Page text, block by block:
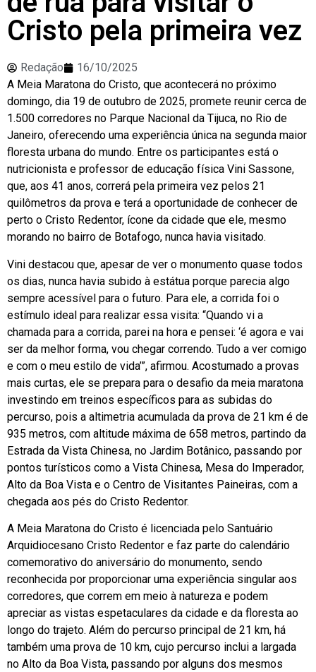
Cristo pela primeira vez
Redação
16/10/2025
A Meia Maratona do Cristo, que acontecerá no próximo
domingo, dia 19 de outubro de 2025, promete reunir cerca de
1.500 corredores no Parque Nacional da Tijuca, no Rio de
Janeiro, oferecendo uma experiência única na segunda maior
floresta urbana do mundo. Entre os participantes está o
nutricionista e professor de educação física Vini Sassone,
que, aos 41 anos, correrá pela primeira vez pelos 21
quilômetros da prova e terá a oportunidade de conhecer de
perto o Cristo Redentor, ícone da cidade que ele, mesmo
morando no bairro de Botafogo, nunca havia visitado.
Vini destacou que, apesar de ver o monumento quase todos
os dias, nunca havia subido à estátua porque parecia algo
sempre acessível para o futuro. Para ele, a corrida foi o
estímulo ideal para realizar essa visita: “Quando vi a
chamada para a corrida, parei na hora e pensei: ‘é agora e vai
ser da melhor forma, vou chegar correndo. Tudo a ver comigo
e com o meu estilo de vida’”, afirmou. Acostumado a provas
mais curtas, ele se prepara para o desafio da meia maratona
investindo em treinos específicos para as subidas do
percurso, pois a altimetria acumulada da prova de 21 km é de
935 metros, com altitude máxima de 658 metros, partindo da
Estrada da Vista Chinesa, no Jardim Botânico, passando por
pontos turísticos como a Vista Chinesa, Mesa do Imperador,
Alto da Boa Vista e o Centro de Visitantes Paineiras, com a
chegada aos pés do Cristo Redentor.
A Meia Maratona do Cristo é licenciada pelo Santuário
Arquidiocesano Cristo Redentor e faz parte do calendário
comemorativo do aniversário do monumento, sendo
reconhecida por proporcionar uma experiência singular aos
corredores, que correm em meio à natureza e podem
apreciar as vistas espetaculares da cidade e da floresta ao
longo do trajeto. Além do percurso principal de 21 km, há
também uma prova de 10 km, cujo percurso inclui a largada
no Alto da Boa Vista, passando por alguns dos mesmos